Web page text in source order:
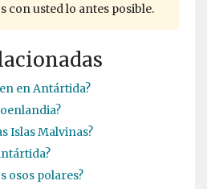
con usted lo antes posible.
en Antártida?
Islas Malvinas?
osos polares?